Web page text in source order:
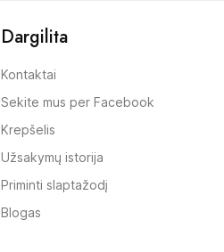
Dargilita
Kontaktai
Sekite mus per Facebook
Krepšelis
Užsakymų istorija
Priminti slaptažodį
Blogas